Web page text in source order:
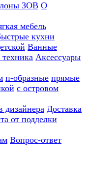
ЗОВ О
мебель
кухни
Ванные
Аксессуары
п-образные прямые
с островом
дизайнера Доставка
от подделки
Вопрос-ответ